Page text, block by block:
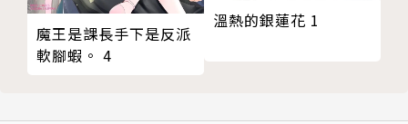
魔王是課長手下是反派
軟腳蝦。 4
溫熱的銀蓮花 1